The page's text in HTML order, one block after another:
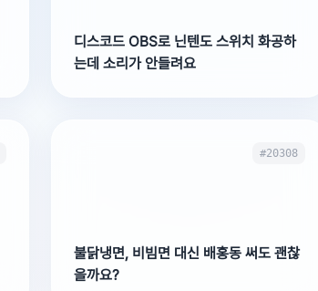
디스코드 OBS로 닌텐도 스위치 화공하
는데 소리가 안들려요
#20308
불닭냉면, 비빔면 대신 배홍동 써도 괜찮
을까요?